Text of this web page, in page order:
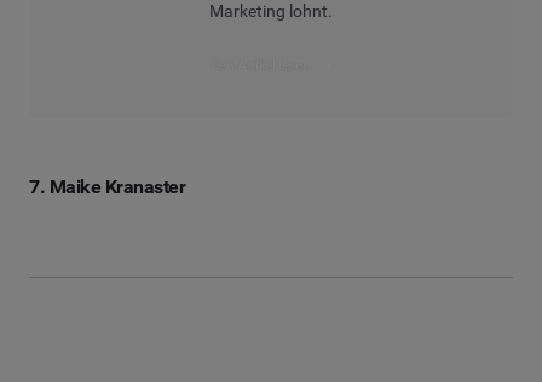
Marketing lohnt.
7. Maike Kranaster